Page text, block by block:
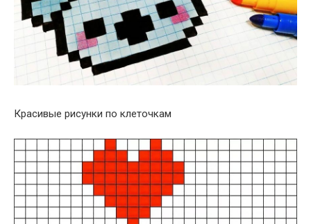
Красивые рисунки по клеточкам